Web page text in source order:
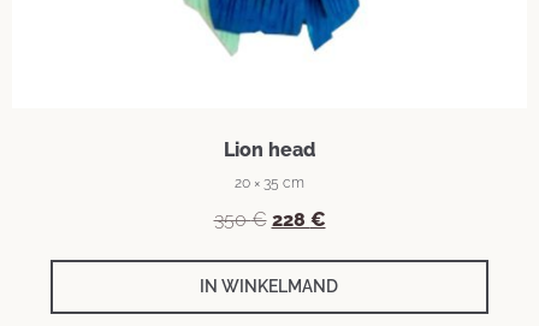
Lion head
20 × 35 cm
350€ 228 €
IN WINKELMAND